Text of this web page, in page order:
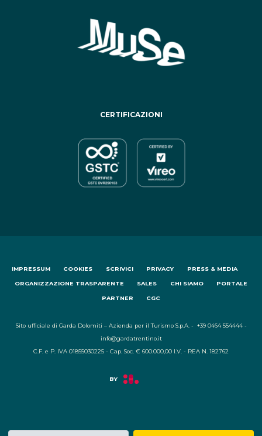
CERTIFICAZIONI
IMPRESSUM COOKIES SCRIVICI PRIVACY PRESS & MEDIA
ORGANIZZAZIONE TRASPARENTE SALES CHI SIAMO PORTALE
PARTNER CGC
Sito ufficiale di Garda Dolomiti – Azienda per il Turismo S.p.A. - +39 0464 554444 -
info@gardatrentino.it
C.F. e P. IVA 01855030225 - Cap. Soc. € 600.000,00 I.V. - REA N. 182762